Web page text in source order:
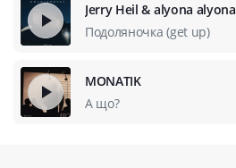
Jerry Heil & alyona alyona
Подоляночка (get up)
MONATIK
А що?